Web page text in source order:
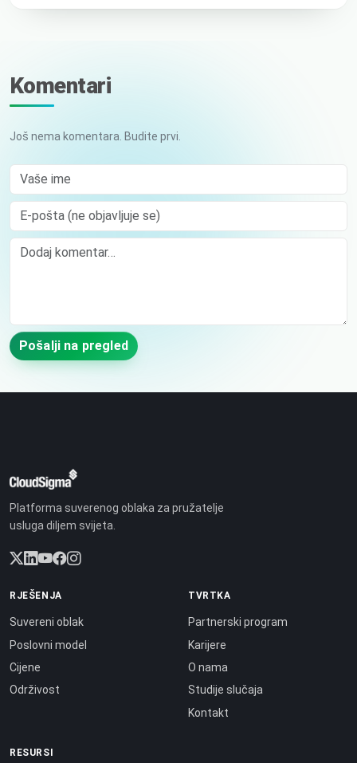
Komentari
Još nema komentara. Budite prvi.
Vaše ime
E-pošta (ne objavljuje se)
Comment
Pošalji na pregled
Platforma suverenog oblaka za pružatelje
usluga diljem svijeta.
RJEŠENJA
Suvereni oblak
Poslovni model
Cijene
Održivost
TVRTKA
Partnerski program
Karijere
O nama
Studije slučaja
Kontakt
RESURSI